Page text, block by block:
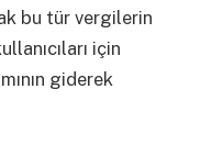
bu tür vergilerin
için
giderek